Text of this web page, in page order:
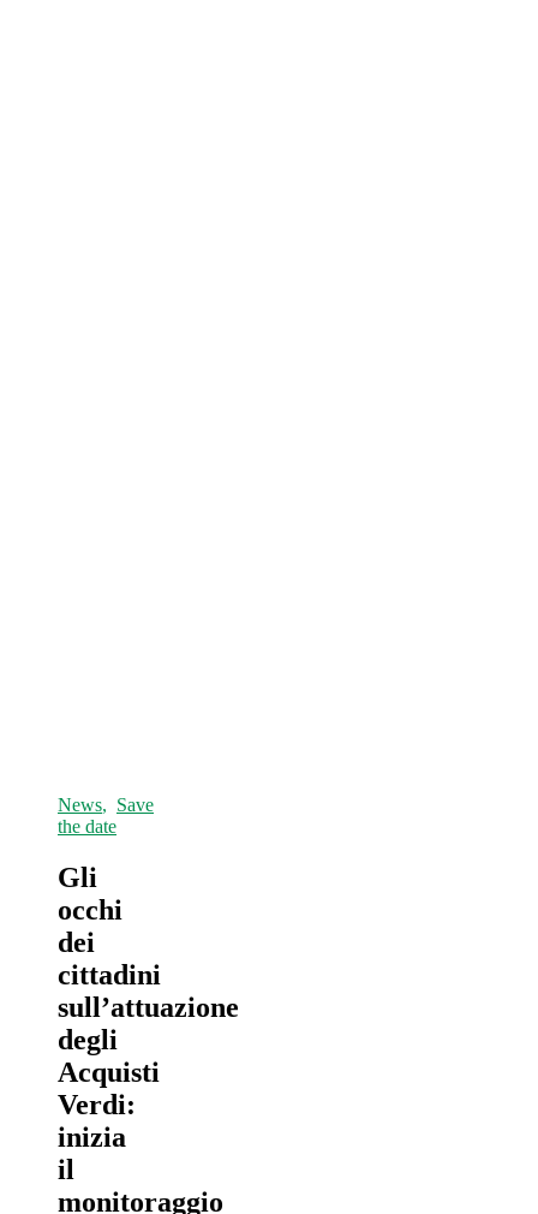
News, Save
the date
Gli
occhi
dei
cittadini
sull’attuazione
degli
Acquisti
Verdi:
inizia
il
monitoraggio